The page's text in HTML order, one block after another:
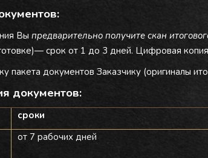
Вы предварительно получите скан
срок от 1 до 3 дней. Цифровая
пакета документов Заказчику (оригиналы
документов:
сроки
от 7 рабочих дней